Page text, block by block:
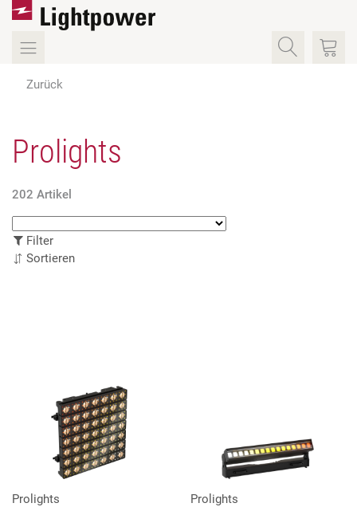
Zurück
Prolights
202 Artikel
Filter
Sortieren
Prolights Prolights